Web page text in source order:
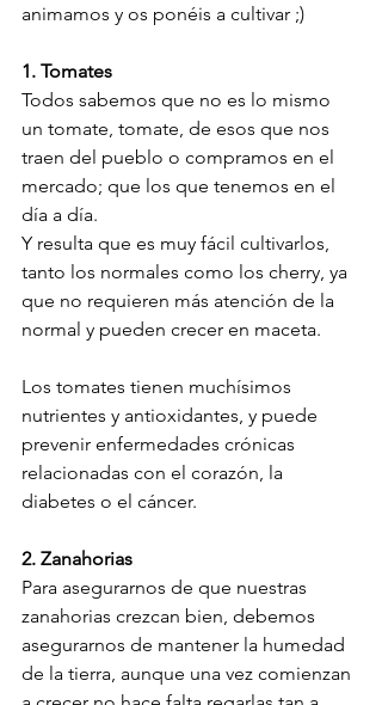
animamos y os ponéis a cultivar ;)
1. Tomates
Todos sabemos que no es lo mismo
un tomate, tomate, de esos que nos
traen del pueblo o compramos en el
mercado; que los que tenemos en el
día a día.
Y resulta que es muy fácil cultivarlos,
tanto los normales como los cherry, ya
que no requieren más atención de la
normal y pueden crecer en maceta.
Los tomates tienen muchísimos
nutrientes y antioxidantes, y puede
prevenir enfermedades crónicas
relacionadas con el corazón, la
diabetes o el cáncer.
2. Zanahorias
Para asegurarnos de que nuestras
zanahorias crezcan bien, debemos
asegurarnos de mantener la humedad
de la tierra, aunque una vez comienzan